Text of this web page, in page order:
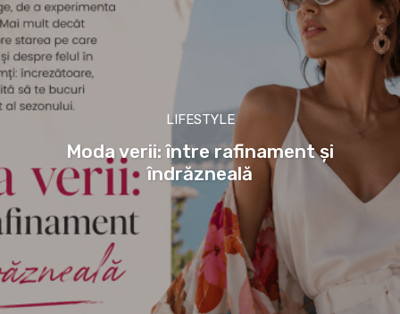
LIFESTYLE
Moda verii: între rafinament și
îndrăzneală